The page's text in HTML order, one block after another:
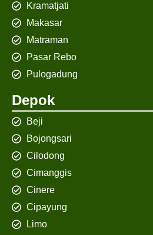
Kramatjati
Makasar
Matraman
Pasar Rebo
Pulogadung
Depok
Beji
Bojongsari
Cilodong
Cimanggis
Cinere
Cipayung
Limo